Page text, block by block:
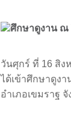
ศึกษาดูงาน ณ
วันศุกร์ ที่ 16 สิง
ได้เข้าศึกษาดูง
อำเภอเขมราฐ